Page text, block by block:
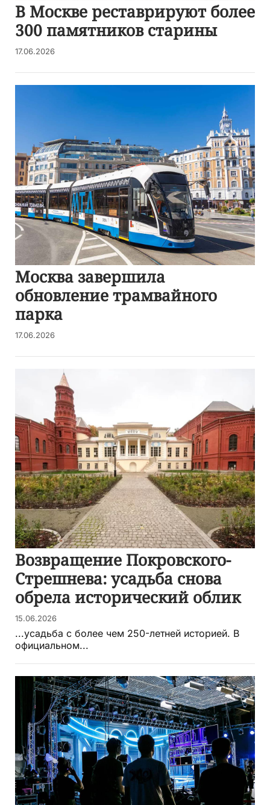
В Москве реставрируют более
300 памятников старины
17.06.2026
Москва завершила
обновление трамвайного
парка
17.06.2026
Возвращение Покровского-
Стрешнева: усадьба снова
обрела исторический облик
15.06.2026
...усадьба с более чем 250-летней историей. В
официальном...